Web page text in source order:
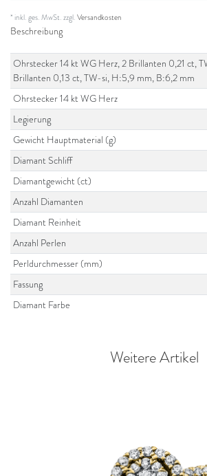
* inkl. ges. MwSt. zzgl.Versandkosten
Beschreibung
Ohrstecker 14 kt WG Herz, 2 Brillanten 0,21 ct,
Brillanten 0,13 ct, TW-si, H:5,9 mm, B:6,2 mm
Ohrstecker 14 kt WG Herz
Legierung
Gewicht Hauptmaterial (g)
Diamant Schliff
Diamantgewicht (ct)
Anzahl Diamanten
Diamant Reinheit
Anzahl Perlen
Perldurchmesser (mm)
Fassung
Diamant Farbe
Weitere Artikel